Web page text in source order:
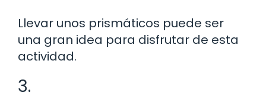
Llevar unos prismáticos puede ser
una gran idea para disfrutar de esta
actividad.
3.